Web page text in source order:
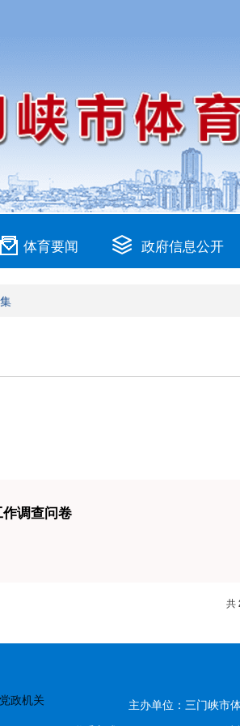
体育要闻 政府信息公开
调查问卷
共
党政机关 主办单位：三门峡市